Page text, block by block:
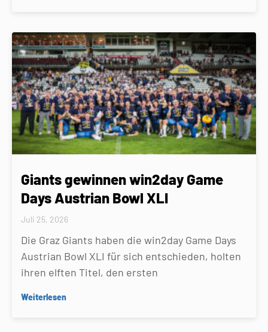
Giants gewinnen win2day Game
Days Austrian Bowl XLI
Juli 25, 2026
Die Graz Giants haben die win2day Game Days
Austrian Bowl XLI für sich entschieden, holten
ihren elften Titel, den ersten
Weiterlesen